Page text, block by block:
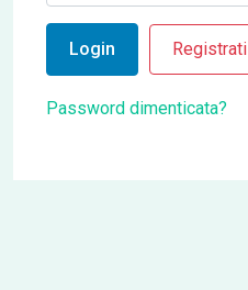
Login Registrati
Password dimenticata?